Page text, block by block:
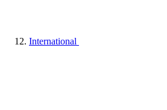
International